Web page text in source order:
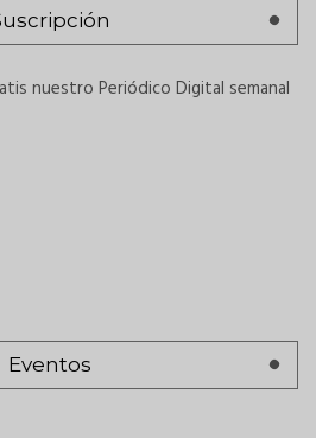
nuestro Periódico Digital semanal
Eventos